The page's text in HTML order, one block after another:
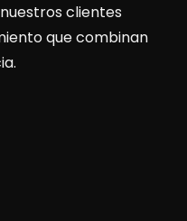
clientes
que combinan